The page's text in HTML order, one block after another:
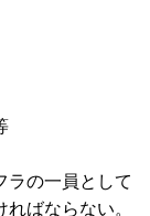
ラの一員として
ばならない。